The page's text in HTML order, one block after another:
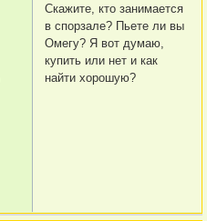
Скажите, кто занимается
в спорзале? Пьете ли вы
Омегу? Я вот думаю,
купить или нет и как
найти хорошую?